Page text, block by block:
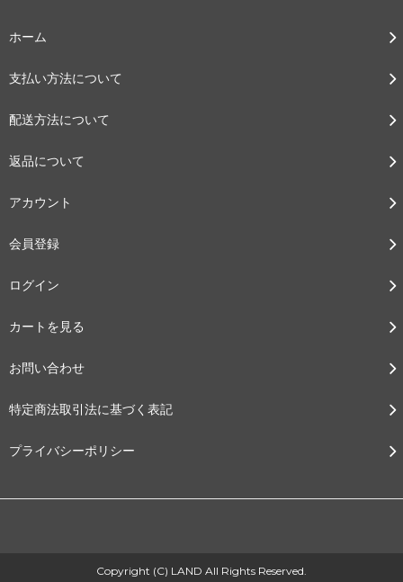
ホーム
支払い方法について
配送方法について
返品について
アカウント
会員登録
ログイン
カートを見る
お問い合わせ
特定商法取引法に基づく表記
プライバシーポリシー
Copyright (C) LAND All Rights Reserved.